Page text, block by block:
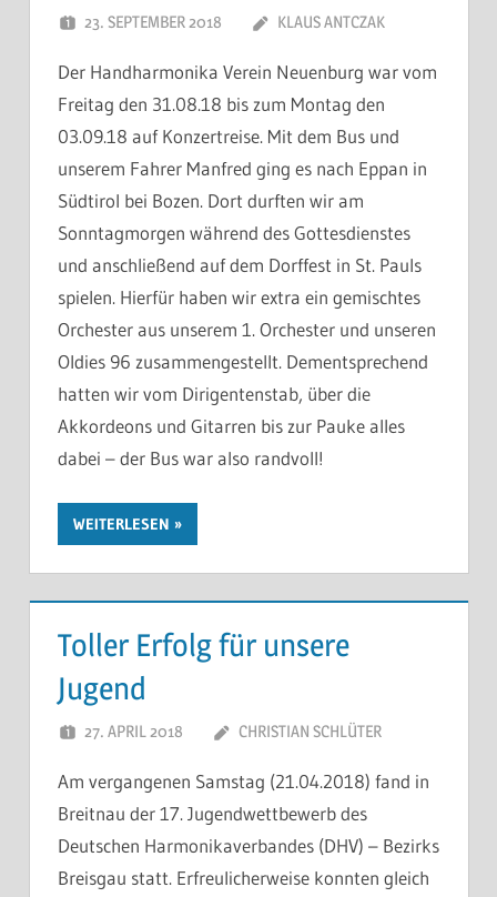
23. SEPTEMBER 2018 KLAUS ANTCZAK
Der Handharmonika Verein Neuenburg war vom
Freitag den 31.08.18 bis zum Montag den
03.09.18 auf Konzertreise. Mit dem Bus und
unserem Fahrer Manfred ging es nach Eppan in
Südtirol bei Bozen. Dort durften wir am
Sonntagmorgen während des Gottesdienstes
und anschließend auf dem Dorffest in St. Pauls
spielen. Hierfür haben wir extra ein gemischtes
Orchester aus unserem 1. Orchester und unseren
Oldies 96 zusammengestellt. Dementsprechend
hatten wir vom Dirigentenstab, über die
Akkordeons und Gitarren bis zur Pauke alles
dabei – der Bus war also randvoll!
WEITERLESEN
Toller Erfolg für unsere
Jugend
27. APRIL 2018
CHRISTIAN SCHLÜTER
Am vergangenen Samstag (21.04.2018) fand in
Breitnau der 17. Jugendwettbewerb des
Deutschen Harmonikaverbandes (DHV) – Bezirks
Breisgau statt. Erfreulicherweise konnten gleich